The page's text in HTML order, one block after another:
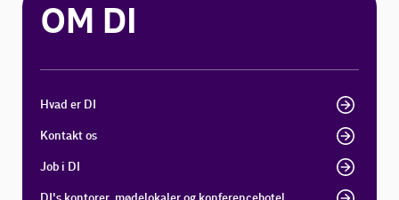
OM DI
Hvad er DI
Kontakt os
Job i DI